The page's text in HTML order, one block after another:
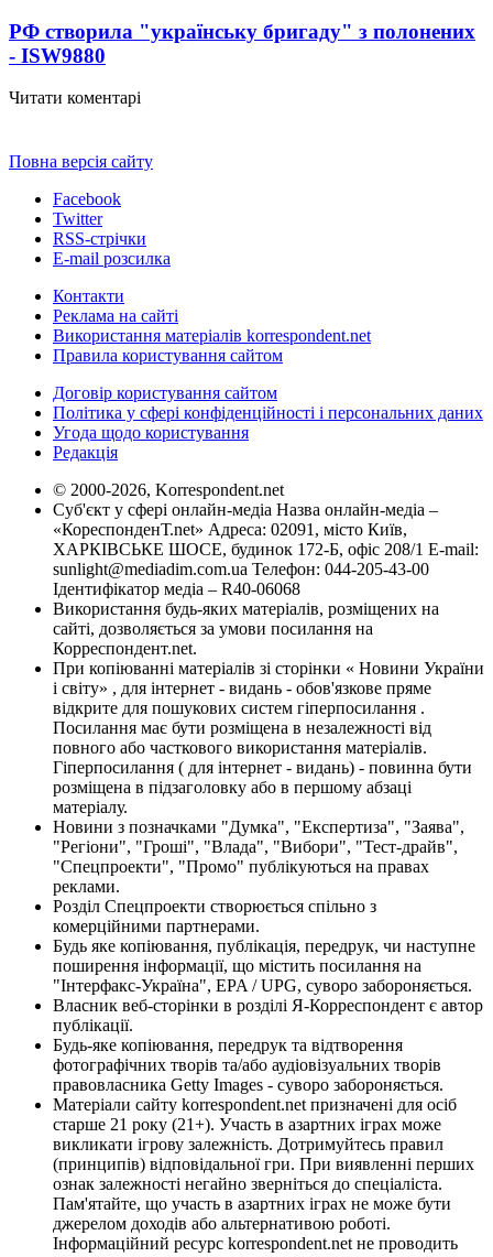
РФ створила "українську бригаду" з полонених
- ISW9880
Читати коментарі
Повна версія сайту
Facebook
Twitter
RSS-стрічки
E-mail розсилка
Контакти
Реклама на сайті
Використання матеріалів korrespondent.net
Правила користування сайтом
Договір користування сайтом
Політика у сфері конфіденційності і персональних даних
Угода щодо користування
Редакція
© 2000-2026, Korrespondent.net
Суб'єкт у сфері онлайн-медіа Назва онлайн-медіа –
«КореспонденТ.net» Адреса: 02091, місто Київ,
ХАРКІВСЬКЕ ШОСЕ, будинок 172-Б, офіс 208/1 E-mail:
sunlight@mediadim.com.ua Телефон: 044-205-43-00
Ідентифікатор медіа – R40-06068
Використання будь-яких матеріалів, розміщених на
сайті, дозволяється за умови посилання на
Корреспондент.net.
При копіюванні матеріалів зі сторінки « Новини України
і світу» , для інтернет - видань - обов'язкове пряме
відкрите для пошукових систем гіперпосилання .
Посилання має бути розміщена в незалежності від
повного або часткового використання матеріалів.
Гіперпосилання ( для інтернет - видань) - повинна бути
розміщена в підзаголовку або в першому абзаці
матеріалу.
Новини з позначками "Думка", "Експертиза", "Заява",
"Регіони", "Гроші", "Влада", "Вибори", "Тест-драйв",
"Спецпроекти", "Промо" публікуються на правах
реклами.
Розділ Спецпроекти створюється спільно з
комерційними партнерами.
Будь яке копіювання, публікація, передрук, чи наступне
поширення інформації, що містить посилання на
"Інтерфакс-Україна", EPA / UPG, суворо забороняється.
Власник веб-сторінки в розділі Я-Корреспондент є автор
публікації.
Будь-яке копіювання, передрук та відтворення
фотографічних творів та/або аудіовізуальних творів
правовласника Getty Images - суворо забороняється.
Матеріали сайту korrespondent.net призначені для осіб
старше 21 року (21+). Участь в азартних іграх може
викликати ігрову залежність. Дотримуйтесь правил
(принципів) відповідальної гри. При виявленні перших
ознак залежності негайно зверніться до спеціаліста.
Пам'ятайте, що участь в азартних іграх не може бути
джерелом доходів або альтернативою роботі.
Інформаційний ресурс korrespondent.net не проводить